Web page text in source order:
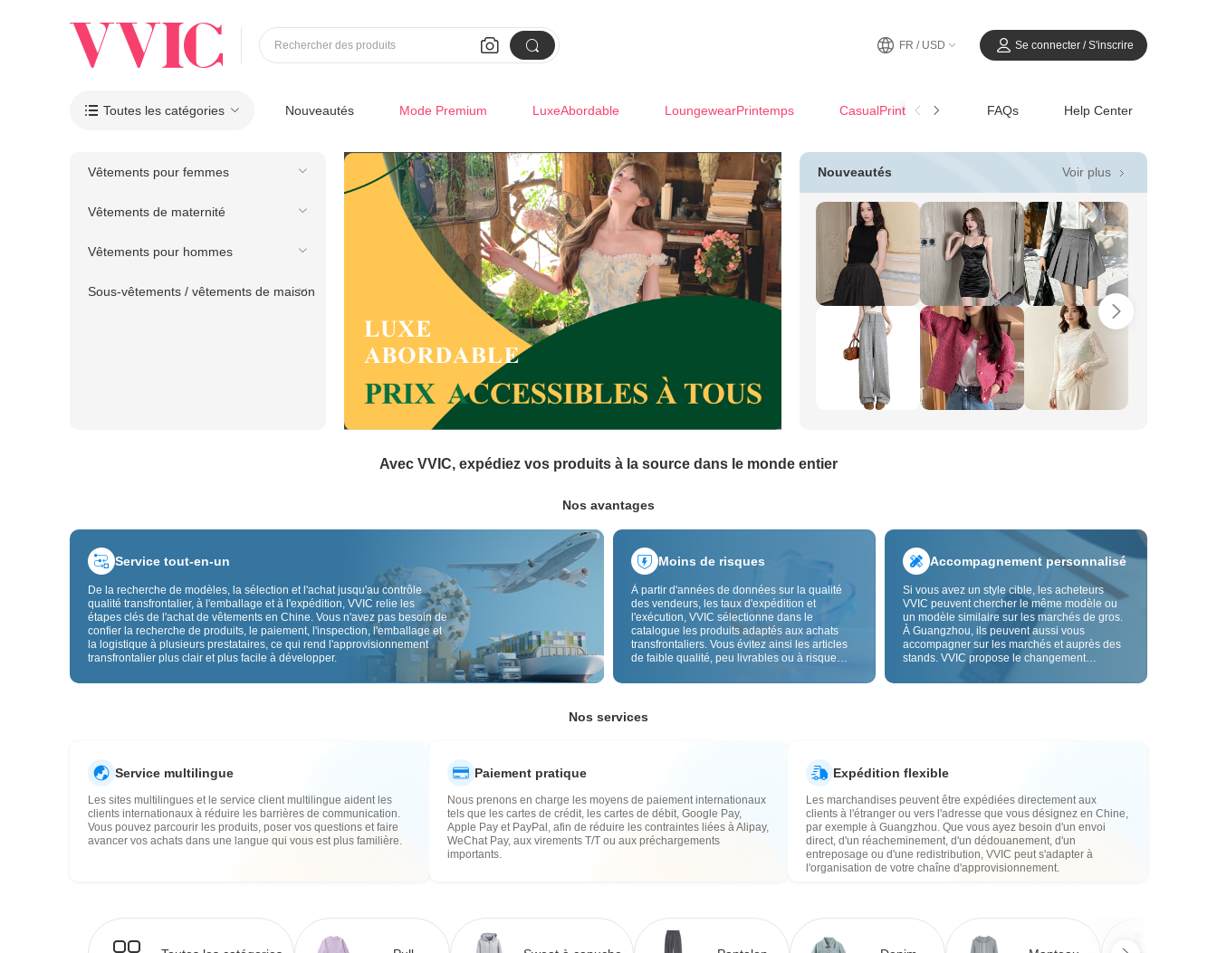
 
Rechercher des produits FR / USD Se connecter / S'inscrire
 Toutes les catégories Nouveautés Mode Premium LuxeAbordable LoungewearPrintemps CasualPrintemps-Été FAQs Help Center
Vêtements pour femmes
Vêtements de maternité
Vêtements pour hommes
Sous-vêtements / vêtements de maison
Nouveautés Voir plus 
Avec VVIC, expédiez vos produits à la source dans le monde entier
Nos avantages
Service tout-en-un
De la recherche de modèles, la sélection et l'achat jusqu'au contrôle
qualité transfrontalier, à l'emballage et à l'expédition, VVIC relie les
étapes clés de l'achat de vêtements en Chine. Vous n'avez pas besoin de
confier la recherche de produits, le paiement, l'inspection, l'emballage et
la logistique à plusieurs prestataires, ce qui rend l'approvisionnement
transfrontalier plus clair et plus facile à développer.
Moins de risques
À partir d'années de données sur la qualité
des vendeurs, les taux d'expédition et
l'exécution, VVIC sélectionne dans le
catalogue les produits adaptés aux achats
transfrontaliers. Vous évitez ainsi les articles
de faible qualité, peu livrables ou à risque
Le contrôle qualité transfrontalier et les
risques de qualité, douane et après-vente.
Accompagnement personnalisé
Si vous avez un style cible, les acheteurs
VVIC peuvent chercher le même modèle ou
un modèle similaire sur les marchés de gros.
À Guangzhou, ils peuvent aussi vous
accompagner sur les marchés et auprès des
stands. VVIC propose le changement
la personnalisation OEM par image ou
Nos services
Service multilingue
Les sites multilingues et le service client multilingue aident les
clients internationaux à réduire les barrières de communication.
Vous pouvez parcourir les produits, poser vos questions et faire
avancer vos achats dans une langue qui vous est plus familière.
Paiement pratique
Nous prenons en charge les moyens de paiement internationaux
tels que les cartes de crédit, les cartes de débit, Google Pay,
Apple Pay et PayPal, afin de réduire les contraintes liées à Alipay,
WeChat Pay, aux virements T/T ou aux préchargements
importants.
Expédition flexible
Les marchandises peuvent être expédiées directement aux
clients à l'étranger ou vers l'adresse que vous désignez en Chine,
par exemple à Guangzhou. Que vous ayez besoin d'un envoi
direct, d'un réacheminement, d'un dédouanement, d'un
entreposage ou d'une redistribution, VVIC peut s'adapter à
l'organisation de votre chaîne d'approvisionnement.